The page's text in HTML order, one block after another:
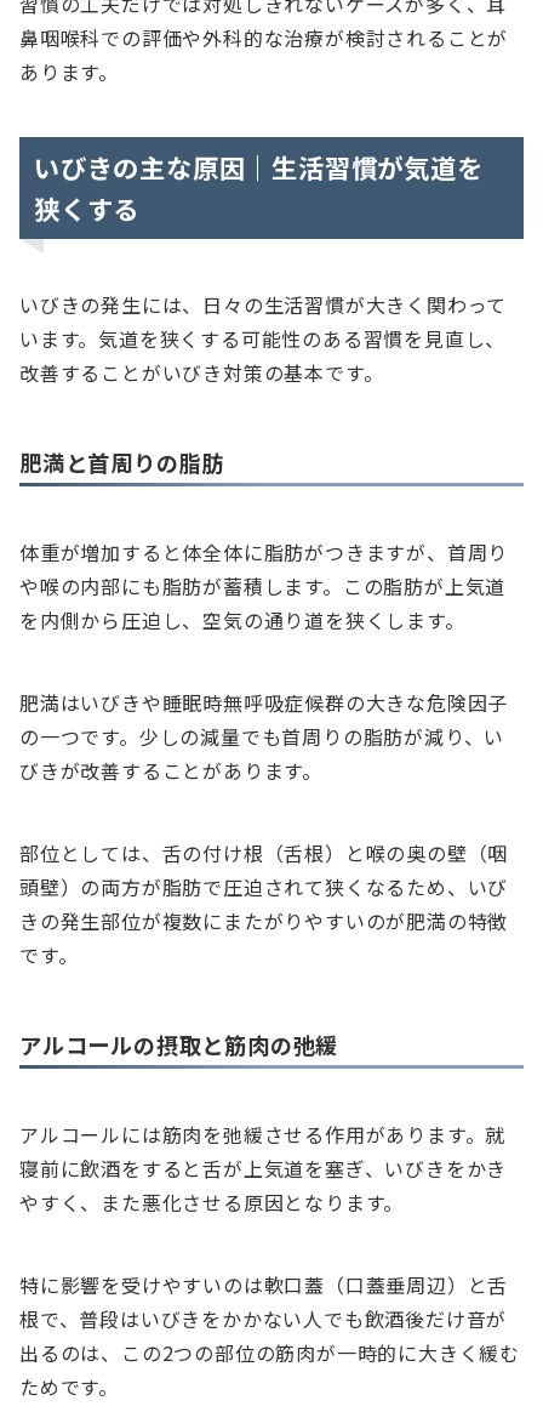
鼻咽喉科での評価や外科的な治療が検討されることが
あります。
いびきの主な原因｜生活習慣が気道を
狭くする
いびきの発生には、日々の生活習慣が大きく関わって
います。気道を狭くする可能性のある習慣を見直し、
改善することがいびき対策の基本です。
肥満と首周りの脂肪
体重が増加すると体全体に脂肪がつきますが、首周り
や喉の内部にも脂肪が蓄積します。この脂肪が上気道
を内側から圧迫し、空気の通り道を狭くします。
肥満はいびきや睡眠時無呼吸症候群の大きな危険因子
の一つです。少しの減量でも首周りの脂肪が減り、い
びきが改善することがあります。
部位としては、舌の付け根（舌根）と喉の奥の壁（咽
頭壁）の両方が脂肪で圧迫されて狭くなるため、いび
きの発生部位が複数にまたがりやすいのが肥満の特徴
です。
アルコールの摂取と筋肉の弛緩
アルコールには筋肉を弛緩させる作用があります。就
寝前に飲酒をすると舌が上気道を塞ぎ、いびきをかき
やすく、また悪化させる原因となります。
特に影響を受けやすいのは軟口蓋（口蓋垂周辺）と舌
根で、普段はいびきをかかない人でも飲酒後だけ音が
出るのは、この2つの部位の筋肉が一時的に大きく緩む
ためです。